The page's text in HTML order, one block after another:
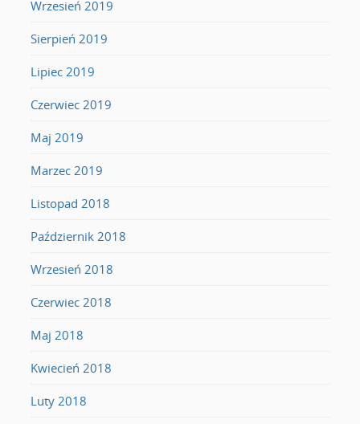
Wrzesień 2019
Sierpień 2019
Lipiec 2019
Czerwiec 2019
Maj 2019
Marzec 2019
Listopad 2018
Październik 2018
Wrzesień 2018
Czerwiec 2018
Maj 2018
Kwiecień 2018
Luty 2018